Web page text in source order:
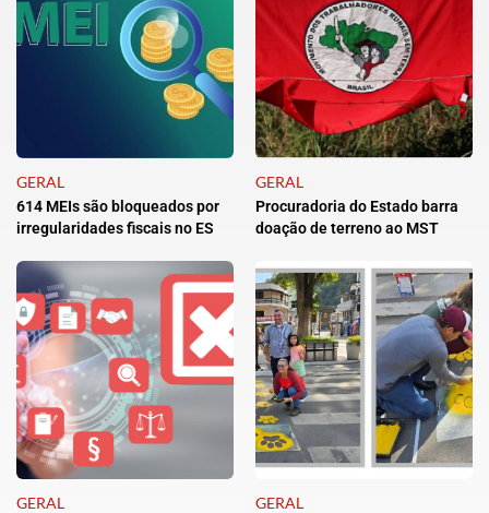
GERAL
614 MEIs são bloqueados por
irregularidades fiscais no ES
GERAL
Procuradoria do Estado barra
doação de terreno ao MST
GERAL GERAL